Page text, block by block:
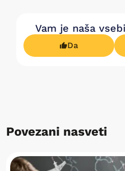
Vam je naša
Da
Povezani nasveti